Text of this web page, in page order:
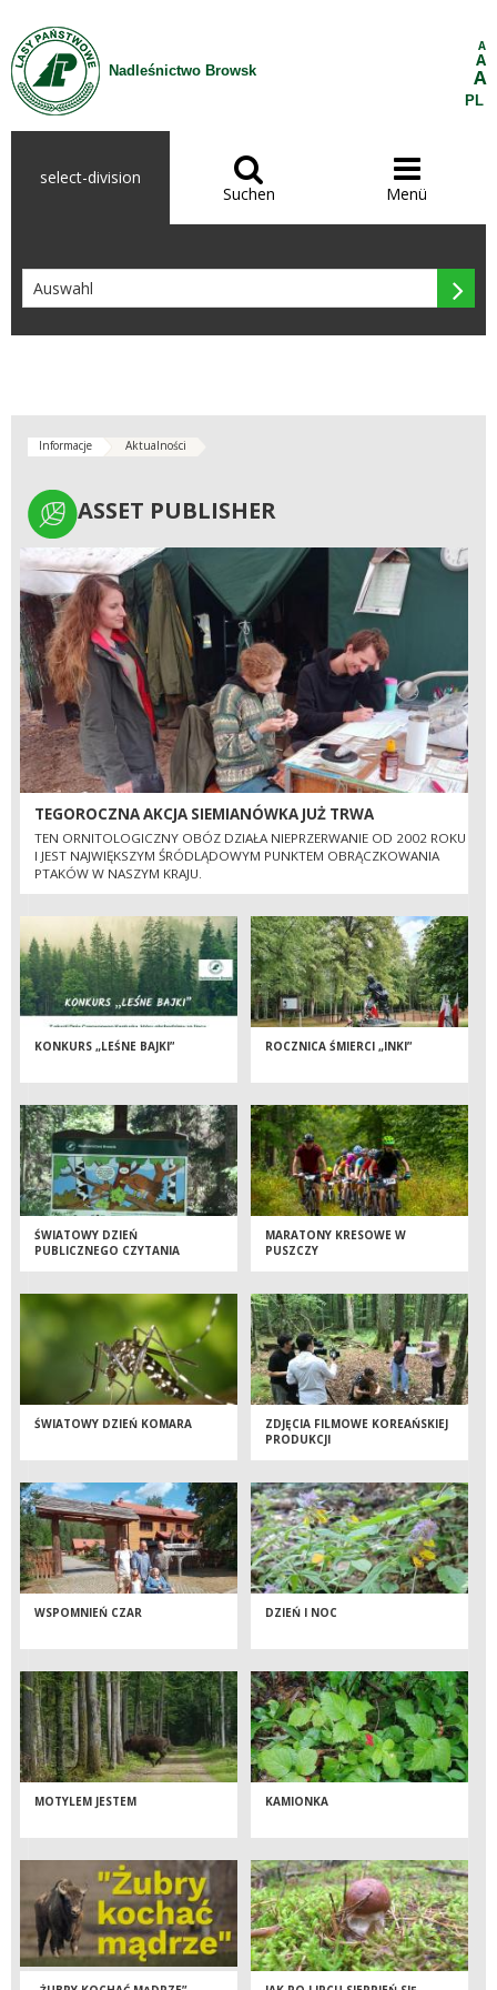
Zum Inhalt wechseln
Nadleśnictwo Browsk
A
A
A
PL
select-division 
Suchen

Menü

Informacje Aktualności
ASSET PUBLISHER
ASSET PUBLISHER
TEGOROCZNA AKCJA SIEMIANÓWKA JUŻ TRWA
TEN ORNITOLOGICZNY OBÓZ DZIAŁA NIEPRZERWANIE OD 2002 ROKU
I JEST NAJWIĘKSZYM ŚRÓDLĄDOWYM PUNKTEM OBRĄCZKOWANIA
PTAKÓW W NASZYM KRAJU.
KONKURS „LEŚNE BAJKI” ROCZNICA ŚMIERCI „INKI”
ŚWIATOWY DZIEŃ
PUBLICZNEGO CZYTANIA
MARATONY KRESOWE W
PUSZCZY
ŚWIATOWY DZIEŃ KOMARA
ZDJĘCIA FILMOWE KOREAŃSKIEJ
PRODUKCJI
WSPOMNIEŃ CZAR DZIEŃ I NOC
MOTYLEM JESTEM KAMIONKA